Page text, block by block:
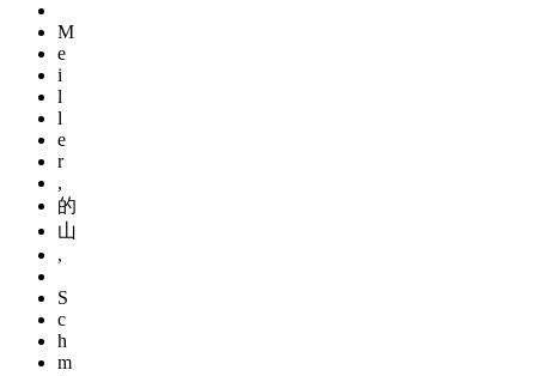
M
e
i
l
l
e
r
,
的
山
,
S
c
h
m